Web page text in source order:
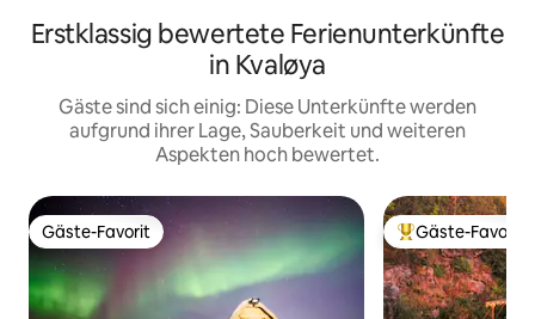
Erstklassig bewertete Ferienunterkünfte
in Kvaløya
Gäste sind sich einig: Diese Unterkünfte werden
aufgrund ihrer Lage, Sauberkeit und weiteren
Aspekten hoch bewertet.
Gäste-Favorit
Gäste-Favorit Beliebter Gäste-
Gäste-Favorit